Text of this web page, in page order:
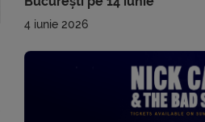
4 iunie 2026